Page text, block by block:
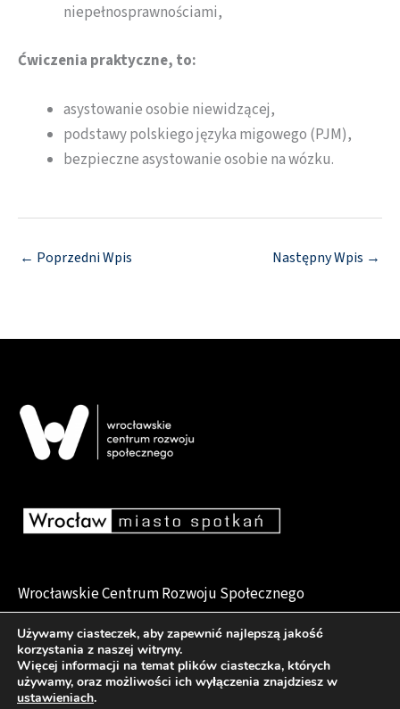
niepełnosprawnościami,
Ćwiczenia praktyczne, to:
asystowanie osobie niewidzącej,
podstawy polskiego języka migowego (PJM),
bezpieczne asystowanie osobie na wózku.
← Poprzedni Wpis Następny Wpis →
Wrocławskie Centrum Rozwoju Społecznego
pl. Dominikański 6, 50-159 Wrocław
Deklaracja dostępności
Używamy ciasteczek, aby zapewnić najlepszą jakość
korzystania z naszej witryny.
Więcej informacji na temat plików ciasteczka, których
używamy, oraz możliwości ich wyłączenia znajdziesz w
ustawieniach.